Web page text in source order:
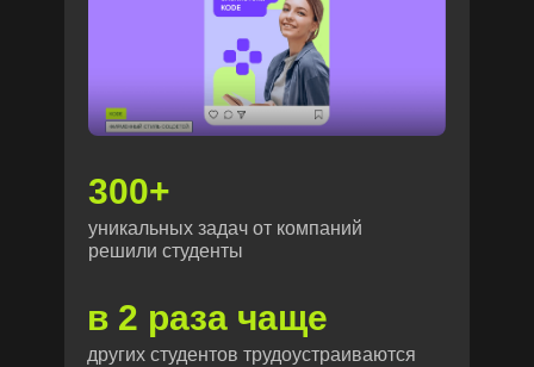
уникальных задач от компаний
решили студенты
300+
в 2 раза чаще
других студентов трудоустраиваются